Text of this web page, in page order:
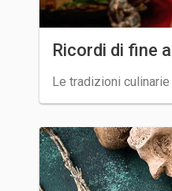
Ricordi di fine
Le tradizioni